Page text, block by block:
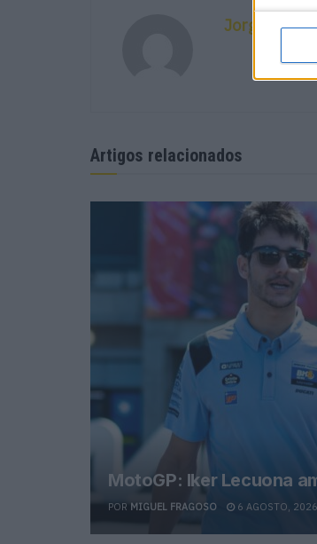
Jorge Ró Jr.
Artigos relacionados
MotoGP: Iker Lecuona
POR MIGUEL FRAGOSO 6 AGOSTO, 2026